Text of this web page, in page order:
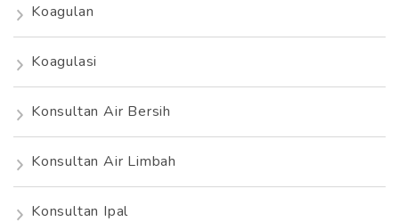
Koagulan
Koagulasi
Konsultan Air Bersih
Konsultan Air Limbah
Konsultan Ipal